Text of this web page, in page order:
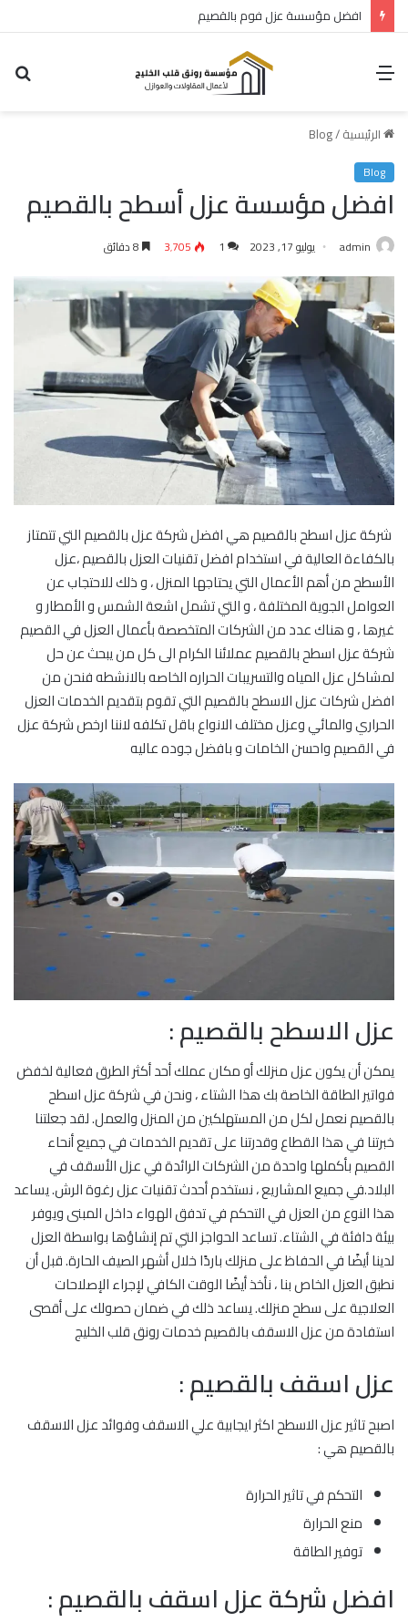
افضل مؤسسة عزل فوم بالقصيم
القائمة
الرئيسية/
Blog
Blog
افضل مؤسسة عزل أسطح بالقصيم
admin يوليو 17, 2023 1 3٬705
شركة عزل اسطح بالقصيم هي افضل شركة عزل بالقصيم التي تتمتاز
بالكفاءة العالية في استخدام افضل تقنيات العزل بالقصيم ،عزل
الأسطح من أهم الأعمال التي يحتاجها المنزل ، و ذلك للاحتجاب عن
العوامل الجوية المختلفة ، و التي تشمل اشعة الشمس و الأمطار و
غيرها ، و هناك عدد من الشركات المتخصصة بأعمال العزل في القصيم
شركة عزل اسطح بالقصيم عملائنا الكرام الى كل من يبحث عن حل
لمشاكل عزل المياه والتسريبات الحراره الخاصه بالانشطه فنحن من
افضل شركات عزل الاسطح بالقصيم التي تقوم بتقديم الخدمات العزل
الحراري والمائي وعزل مختلف الانواع باقل تكلفه لاننا ارخص شركة عزل
في القصيم واحسن الخامات و بافضل جوده عاليه
عزل الاسطح بالقصيم :
يمكن أن يكون عزل منزلك أو مكان عملك أحد أكثر الطرق فعالية لخفض
فواتير الطاقة الخاصة بك هذا الشتاء ، ونحن في شركة عزل اسطح
بالقصيم نعمل لكل من المستهلكين من المنزل والعمل. لقد جعلتنا
خبرتنا في هذا القطاع وقدرتنا على تقديم الخدمات في جميع أنحاء
القصيم بأكملها واحدة من الشركات الرائدة في عزل الأسقف في
البلاد.في جميع المشاريع ، نستخدم أحدث تقنيات عزل رغوة الرش. يساعد
هذا النوع من العزل في التحكم في تدفق الهواء داخل المبنى ويوفر
بيئة دافئة في الشتاء. تساعد الحواجز التي تم إنشاؤها بواسطة العزل
لدينا أيضًا في الحفاظ على منزلك باردًا خلال أشهر الصيف الحارة. قبل أن
نطبق العزل الخاص بنا ، نأخذ أيضًا الوقت الكافي لإجراء الإصلاحات
العلاجية على سطح منزلك. يساعد ذلك في ضمان حصولك على أقصى
استفادة من عزل الاسقف بالقصيم خدمات رونق قلب الخليج
عزل اسقف بالقصيم :
اصبح تاثير عزل الاسطح اكثر ايجابية علي الاسقف وفوائد عزل الاسقف
بالقصيم هي :
التحكم في تاثير الحرارة
منع الحرارة
توفير الطاقة
افضل شركة عزل اسقف بالقصيم :